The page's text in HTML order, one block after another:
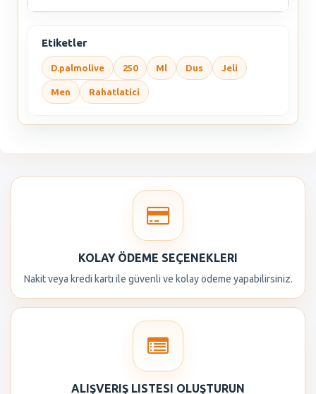
Etiketler
D.palmolive 250 Ml Dus Jeli
Men Rahatlatici
KOLAY ÖDEME SEÇENEKLERI
Nakit veya kredi kartı ile güvenli ve kolay ödeme yapabilirsiniz.
ALIŞVERIŞ LISTESI OLUŞTURUN